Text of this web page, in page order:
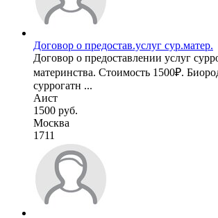
Договор о предостав.услуг сур.матер.
Договор о предоставлении услуг
материнства. Стоимость 1500₽.
суррогатн ...
Аист
1500 руб.
Москва
1711